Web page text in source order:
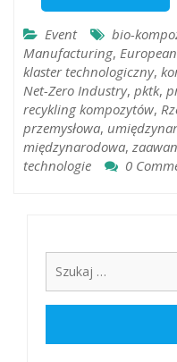
Event bio-
Manufacturing,
klaster technologiczny,
Net-Zero Industry, pktk,
recykling kompozytów,
przemysłowa,
międzynarodowa,
technologie
0